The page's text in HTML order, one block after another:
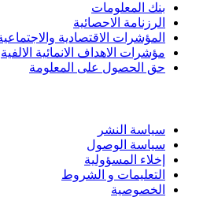
بنك المعلومات
الرزنامة الاحصائية
المؤشرات الاقتصادية
مؤشرات الاهداف الانمائية الالفية
حق الحصول على المعلومة
سياسة النشر
سياسة الوصول
إخلاء المسؤولية
التعليمات و الشروط
الخصوصية